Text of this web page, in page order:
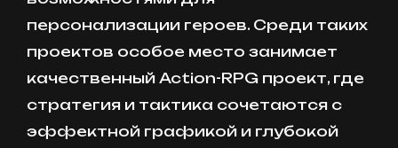
персонализации героев. Среди таких
проектов особое место занимает
качественный Action-RPG проект, где
стратегия и тактика сочетаются с
эффектной графикой и глубокой